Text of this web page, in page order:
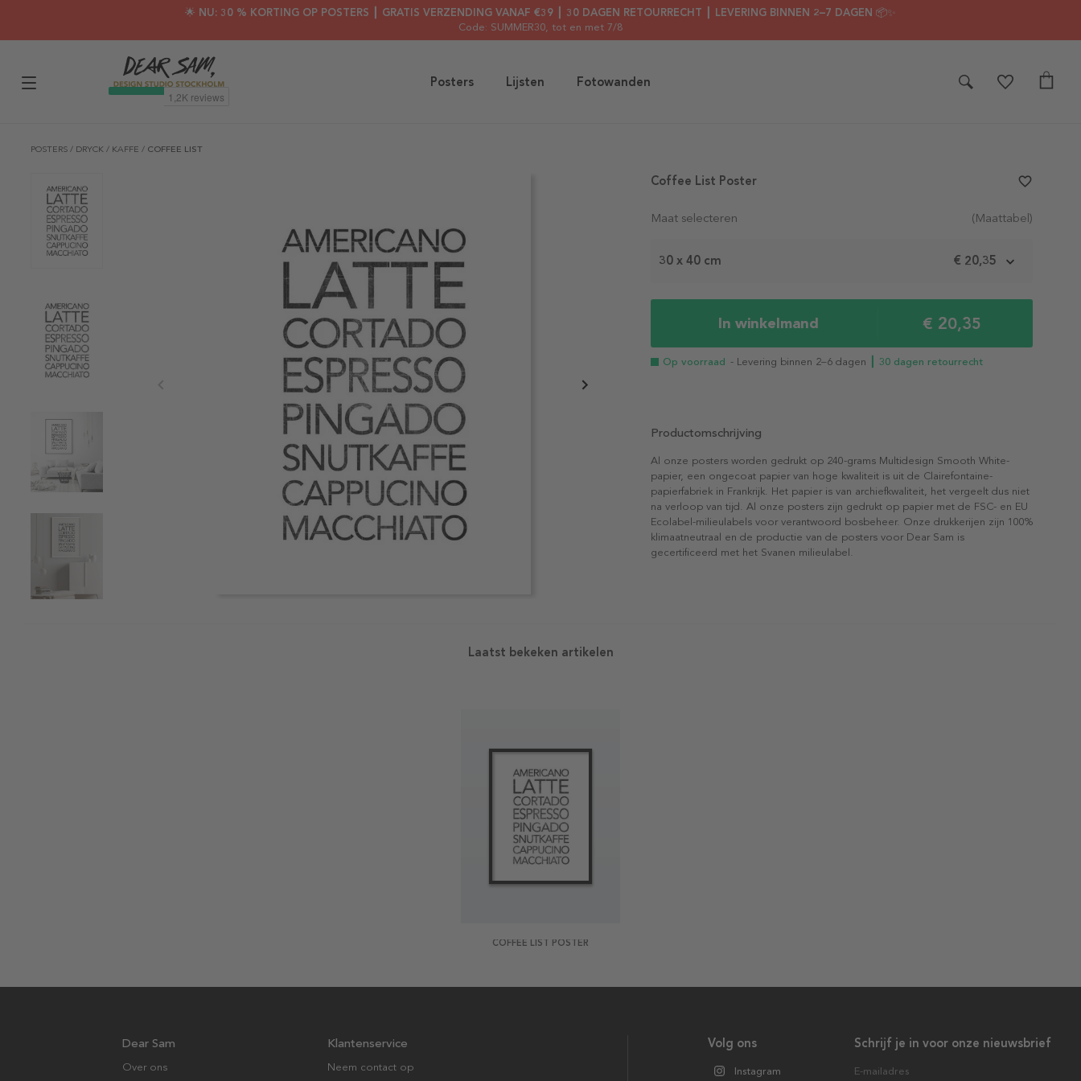
🌟 NU: 30 % KORTING OP POSTERS ┃ GRATIS VERZENDING VANAF €39 ┃ 30 DAGEN RETOURRECHT ┃ LEVERING BINNEN 2–7 DAGEN 📦✨
Code: SUMMER30, tot en met 7/8
Posters Lijsten Fotowanden
POSTERS / DRYCK / KAFFE / COFFEE LIST
Maat selecteren (Maattabel)
30 x 40 cm € 20,35
In winkelmand € 20,35
Op voorraad - Levering binnen 2–6 dagen ┃ 30 dagen retourrecht
Coffee List Poster favorite_border
Productomschrijving
Al onze posters worden gedrukt op 240-grams Multidesign Smooth White-
papier, een ongecoat papier van hoge kwaliteit is uit de Clairefontaine-
papierfabriek in Frankrijk. Het papier is van archiefkwaliteit, het vergeelt dus niet
na verloop van tijd. Al onze posters zijn gedrukt op papier met de FSC- en EU
Ecolabel-milieulabels voor verantwoord bosbeheer. Onze drukkerijen zijn 100%
klimaatneutraal en de productie van de posters voor Dear Sam is
gecertificeerd met het Svanen milieulabel.
Laatst bekeken artikelen
COFFEE LIST POSTER
Schrijf je in voor onze nieuwsbrief
E-mailadres
Volg ons
Instagram
Dear Sam
Over ons
Klantenservice
Neem contact op